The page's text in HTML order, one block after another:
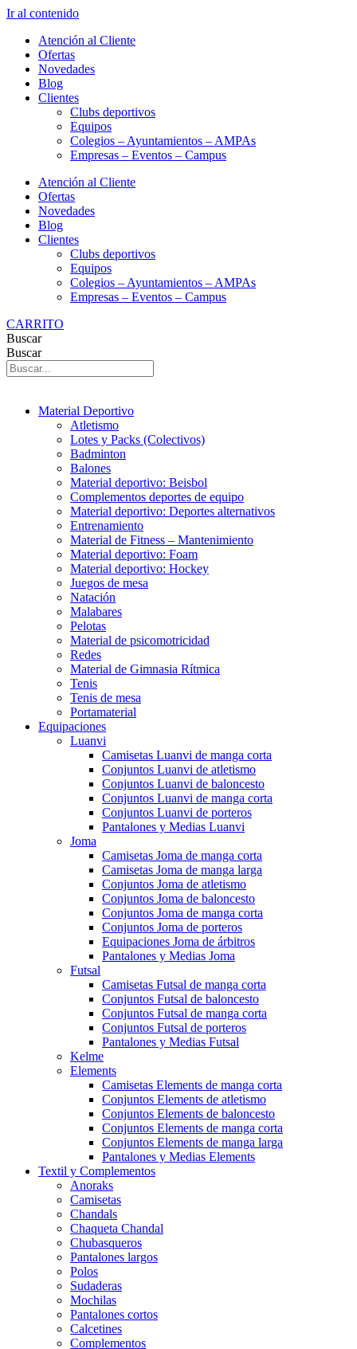
Ir al contenido
Atención al Cliente
Ofertas
Novedades
Blog
Clientes
Clubs deportivos
Equipos
Colegios – Ayuntamientos – AMPAs
Empresas – Eventos – Campus
Atención al Cliente
Ofertas
Novedades
Blog
Clientes
Clubs deportivos
Equipos
Colegios – Ayuntamientos – AMPAs
Empresas – Eventos – Campus
CARRITO
Buscar
Buscar
Material Deportivo
Atletismo
Lotes y Packs (Colectivos)
Badminton
Balones
Material deportivo: Beisbol
Complementos deportes de equipo
Material deportivo: Deportes alternativos
Entrenamiento
Material de Fitness – Mantenimiento
Material deportivo: Foam
Material deportivo: Hockey
Juegos de mesa
Natación
Malabares
Pelotas
Material de psicomotricidad
Redes
Material de Gimnasia Rítmica
Tenis
Tenis de mesa
Portamaterial
Equipaciones
Luanvi
Camisetas Luanvi de manga corta
Conjuntos Luanvi de atletismo
Conjuntos Luanvi de baloncesto
Conjuntos Luanvi de manga corta
Conjuntos Luanvi de porteros
Pantalones y Medias Luanvi
Joma
Camisetas Joma de manga corta
Camisetas Joma de manga larga
Conjuntos Joma de atletismo
Conjuntos Joma de baloncesto
Conjuntos Joma de manga corta
Conjuntos Joma de porteros
Equipaciones Joma de árbitros
Pantalones y Medias Joma
Futsal
Camisetas Futsal de manga corta
Conjuntos Futsal de baloncesto
Conjuntos Futsal de manga corta
Conjuntos Futsal de porteros
Pantalones y Medias Futsal
Kelme
Elements
Camisetas Elements de manga corta
Conjuntos Elements de atletismo
Conjuntos Elements de baloncesto
Conjuntos Elements de manga corta
Conjuntos Elements de manga larga
Pantalones y Medias Elements
Textil y Complementos
Anoraks
Camisetas
Chandals
Chaqueta Chandal
Chubasqueros
Pantalones largos
Polos
Sudaderas
Mochilas
Pantalones cortos
Calcetines
Complementos